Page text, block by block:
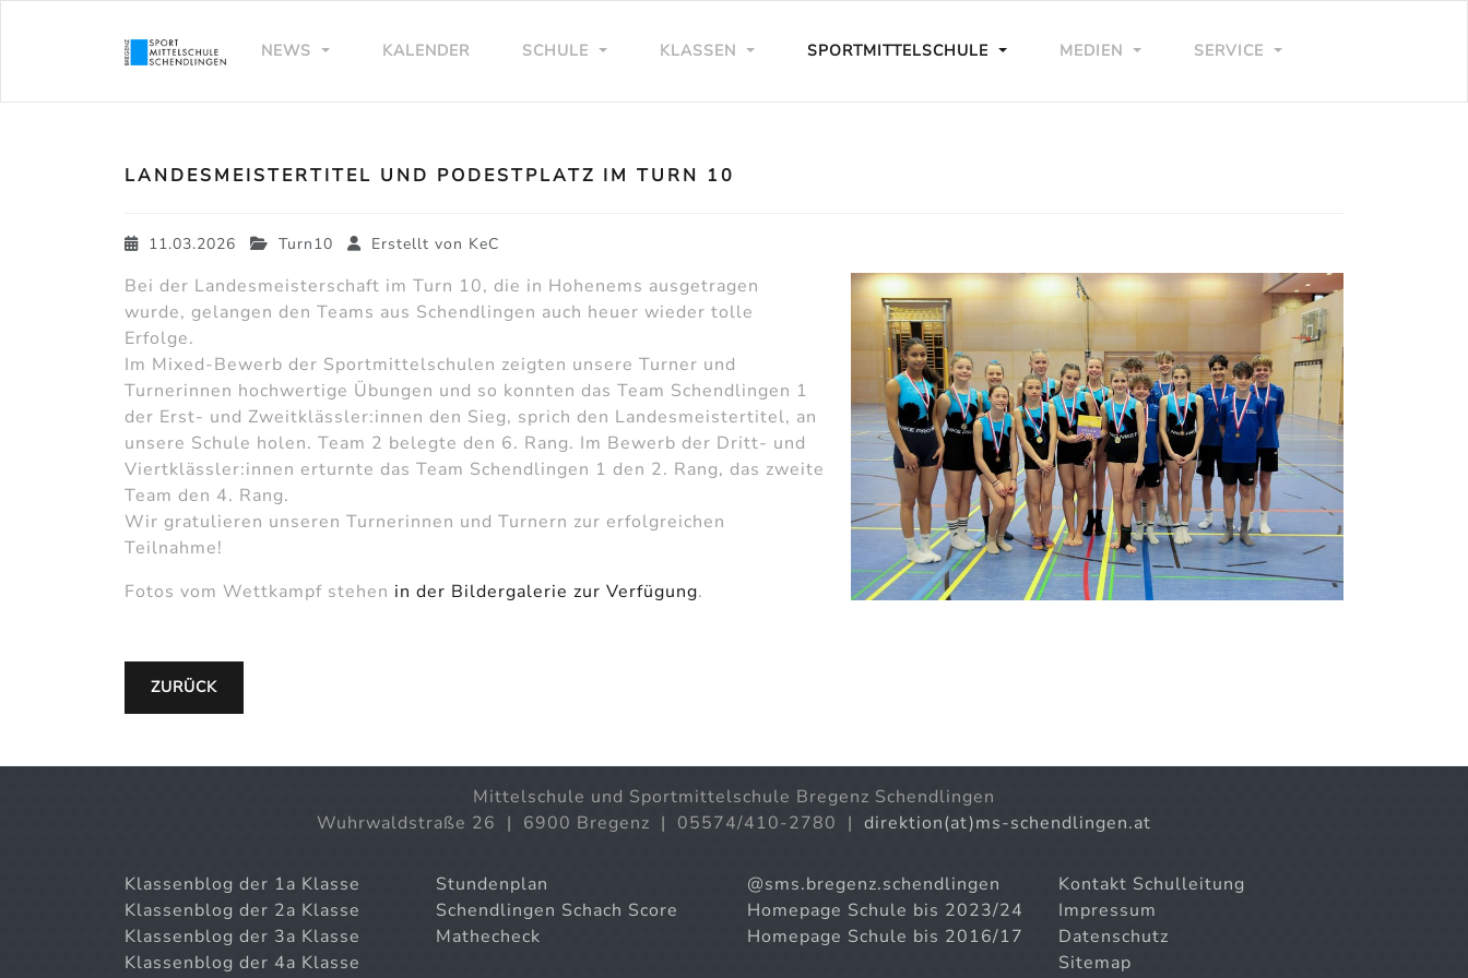
NEWS KALENDER SCHULE KLASSEN SPORTMITTELSCHULE MEDIEN SERVICE
LANDESMEISTERTITEL UND PODESTPLATZ IM TURN 10
11.03.2026 Turn10 Erstellt von KeC
Bei der Landesmeisterschaft im Turn 10, die in Hohenems ausgetragen
wurde, gelangen den Teams aus Schendlingen auch heuer wieder tolle
Erfolge.
Im Mixed-Bewerb der Sportmittelschulen zeigten unsere Turner und
Turnerinnen hochwertige Übungen und so konnten das Team Schendlingen 1
der Erst- und Zweitklässler:innen den Sieg, sprich den Landesmeistertitel, an
unsere Schule holen. Team 2 belegte den 6. Rang. Im Bewerb der Dritt- und
Viertklässler:innen erturnte das Team Schendlingen 1 den 2. Rang, das zweite
Team den 4. Rang.
Wir gratulieren unseren Turnerinnen und Turnern zur erfolgreichen
Teilnahme!
Fotos vom Wettkampf stehen in der Bildergalerie zur Verfügung.
ZURÜCK
Mittelschule und Sportmittelschule Bregenz Schendlingen
Wuhrwaldstraße 26 | 6900 Bregenz | 05574/410-2780 | direktion(at)ms-schendlingen.at
Klassenblog der 1a Klasse
Klassenblog der 2a Klasse
Klassenblog der 3a Klasse
Klassenblog der 4a Klasse
Stundenplan
Schendlingen Schach Score
Mathecheck
@sms.bregenz.schendlingen
Homepage Schule bis 2023/24
Homepage Schule bis 2016/17
Kontakt Schulleitung
Impressum
Datenschutz
Sitemap